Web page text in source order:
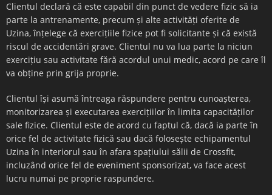
Clientul declară că este capabil din punct de vedere fizic să ia
parte la antrenamente, precum și alte activități oferite de
Uzina, înțelege că exercițiile fizice pot fi solicitante și că există
riscul de accidentări grave. Clientul nu va lua parte la niciun
exercițiu sau activitate fără acordul unui medic, acord pe care îl
va obține prin grija proprie.
Clientul își asumă întreaga răspundere pentru cunoașterea,
monitorizarea și executarea exercițiilor în limita capacităților
sale fizice. Clientul este de acord cu faptul că, dacă ia parte în
orice fel de activitate fizică sau dacă folosește echipamentul
Uzina în interiorul sau în afara spațiului sălii de Crossfit,
incluzând orice fel de eveniment sponsorizat, va face acest
lucru numai pe proprie raspundere.